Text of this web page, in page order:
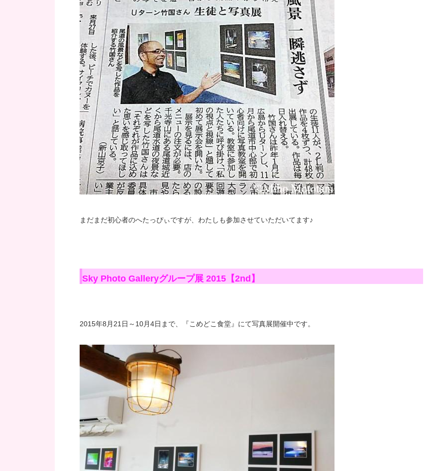
まだまだ初心者のへたっぴぃですが、わたしも参加させていただいてます♪
Sky Photo Galleryグループ展 2015【2nd】
2015年8月21日～10月4日まで、『こめどこ食堂』にて写真展開催中です。